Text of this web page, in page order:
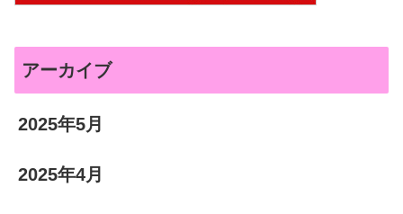
アーカイブ
2025年5月
2025年4月